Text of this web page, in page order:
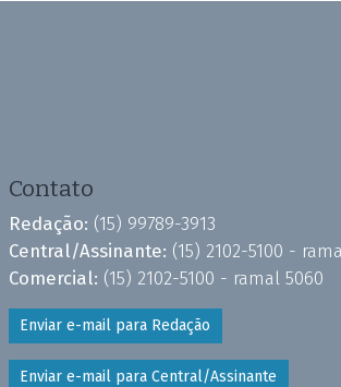
Contato
Redação: (15) 99789-3913
Central/Assinante: (15) 2102-5100 -
Comercial: (15) 2102-5100 - ramal 5060
Enviar e-mail para Redação
Enviar e-mail para Central/Assinante